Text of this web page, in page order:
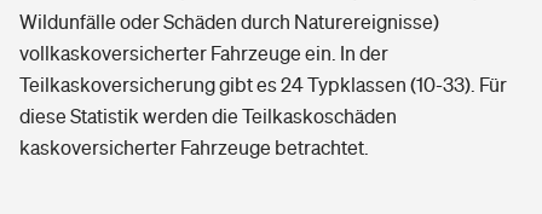
Wildunfälle oder Schäden durch Naturereignisse)
vollkaskoversicherter Fahrzeuge ein. In der
Teilkaskoversicherung gibt es 24 Typklassen (10-33). Für
diese Statistik werden die Teilkaskoschäden
kaskoversicherter Fahrzeuge betrachtet.